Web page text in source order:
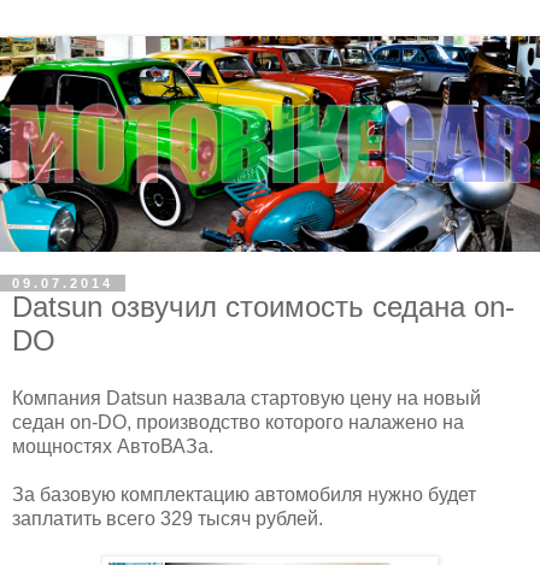
09.07.2014
Datsun озвучил стоимость седана on-
DO
Компания Datsun назвала стартовую цену на новый
седан on-DO, производство которого налажено на
мощностях АвтоВАЗа.
За базовую комплектацию автомобиля нужно будет
заплатить всего 329 тысяч рублей.